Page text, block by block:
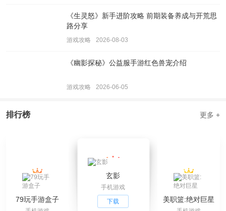
《生灵怒》新手进阶攻略 前期装备养成与开荒思
路分享
游戏攻略 2026-08-03
《幽影探秘》公益服手游红色兽宠介绍
游戏攻略 2026-06-05
排行榜 更多 +
79玩手游盒子
玄影
手机游戏
下载
美职篮:绝对巨星